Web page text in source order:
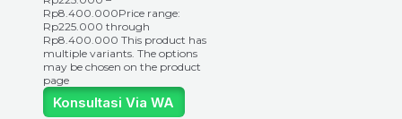
Rp8.400.000Price range:
Rp225.000 through
Rp8.400.000 This product has
multiple variants. The options
may be chosen on the product
page
Konsultasi Via WA